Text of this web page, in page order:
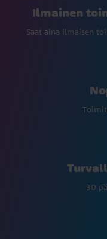
Ilmainen
Saat aina ilmaisen
30